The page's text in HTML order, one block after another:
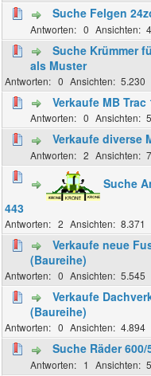
Suche Felgen
0
Suche Krümmer
als Muster
0 5.230
Verkaufe MB Trac
0
Verkaufe diverse
2
Suche
443
2 8.371
Verkaufe neue
(Baureihe)
0 5.545
Verkaufe
(Baureihe)
0 4.894
Suche Räder 600/
1